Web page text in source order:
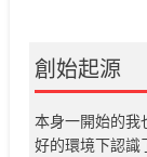
創始起源
本身一開始的我
好的環境下認識